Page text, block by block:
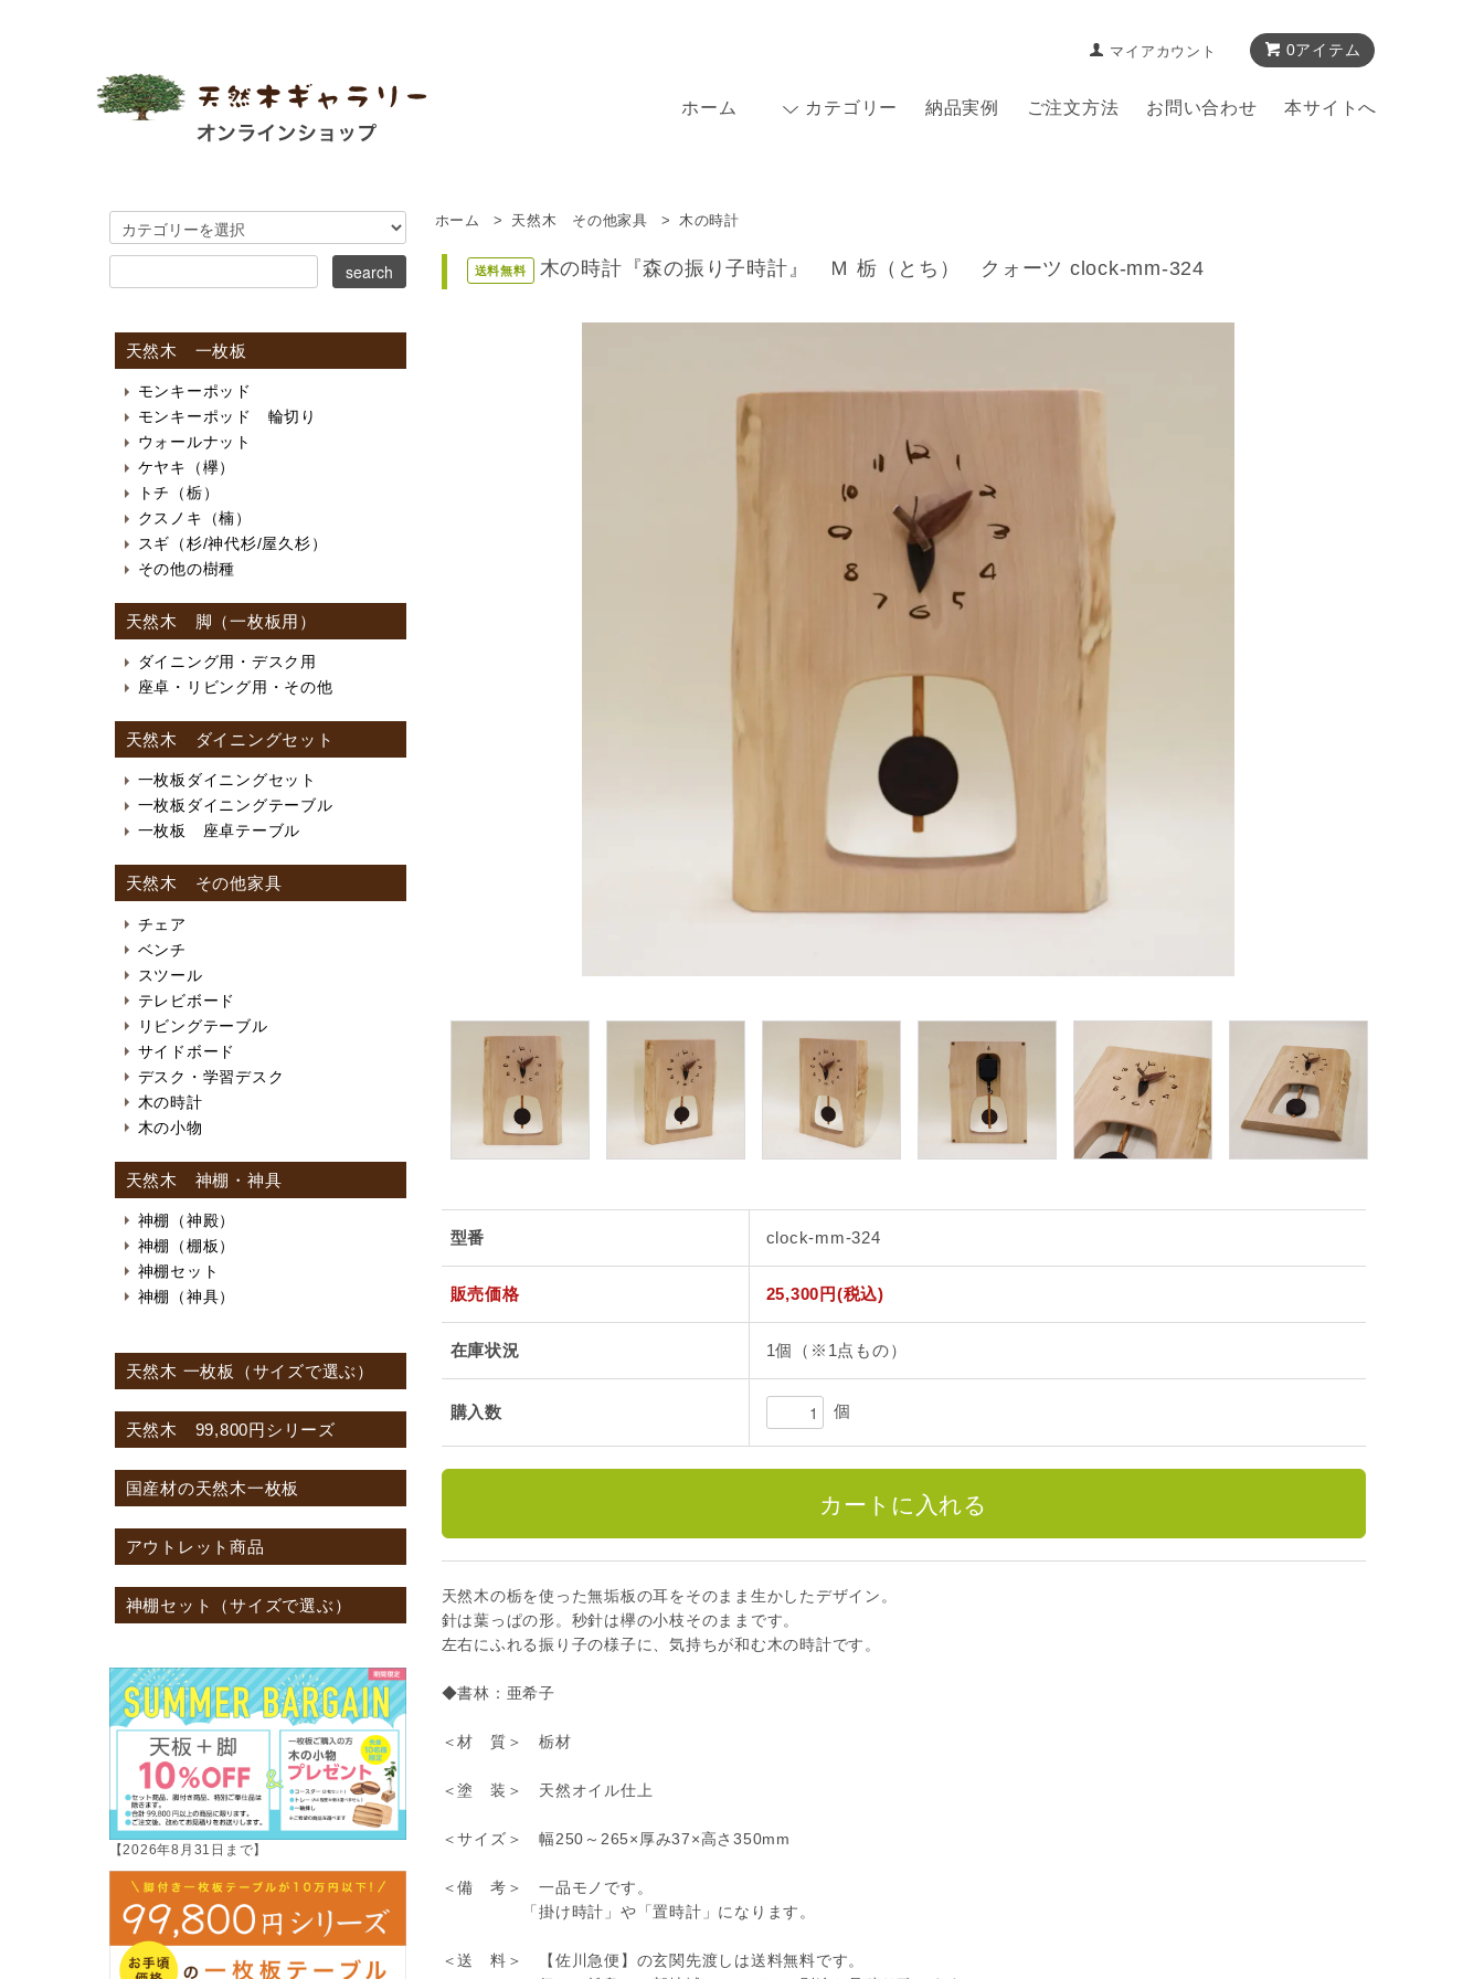
0アイテム
マイアカウント
ホーム カテゴリー 納品実例 ご注文方法 お問い合わせ 本サイトへ
ホーム > 天然木 その他家具 > 木の時計
送料無料 木の時計『森の振り子時計』 Ｍ 栃（とち） クォーツ clock-mm-324
型番 clock-mm-324
販売価格 25,300円(税込)
在庫状況 1個（※1点もの）
購入数 個
天然木の栃を使った無垢板の耳をそのまま生かしたデザイン。
針は葉っぱの形。秒針は欅の小枝そのままです。
左右にふれる振り子の様子に、気持ちが和む木の時計です。
◆書林：亜希子
＜材 質＞ 栃材
＜塗 装＞ 天然オイル仕上
＜サイズ＞ 幅250～265×厚み37×高さ350mm
＜備 考＞ 一品モノです。
「掛け時計」や「置時計」になります。
＜送 料＞ 【佐川急便】の玄関先渡しは送料無料です。
天然木 一枚板
モンキーポッド
モンキーポッド 輪切り
ウォールナット
ケヤキ（欅）
トチ（栃）
クスノキ（楠）
スギ（杉/神代杉/屋久杉）
その他の樹種
天然木 脚（一枚板用）
ダイニング用・デスク用
座卓・リビング用・その他
天然木 ダイニングセット
一枚板ダイニングセット
一枚板ダイニングテーブル
一枚板 座卓テーブル
天然木 その他家具
チェア
ベンチ
スツール
テレビボード
リビングテーブル
サイドボード
デスク・学習デスク
木の時計
木の小物
天然木 神棚・神具
神棚（神殿）
神棚（棚板）
神棚セット
神棚（神具）
天然木 一枚板（サイズで選ぶ）
天然木 99,800円シリーズ
国産材の天然木一枚板
アウトレット商品
神棚セット（サイズで選ぶ）
【2026年8月31日まで】